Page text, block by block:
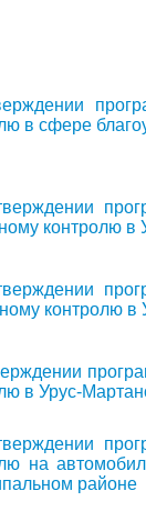
в сфере
контролю в
контролю в
в Урус-
на
районе